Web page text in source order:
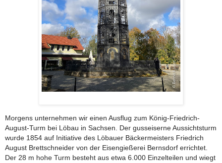
Morgens unternehmen wir einen Ausflug zum König-Friedrich-
August-Turm bei Löbau in Sachsen. Der gusseiserne Aussichtsturm
wurde 1854 auf Initiative des Löbauer Bäckermeisters Friedrich
August Brettschneider von der Eisengießerei Bernsdorf errichtet.
Der 28 m hohe Turm besteht aus etwa 6.000 Einzelteilen und wiegt